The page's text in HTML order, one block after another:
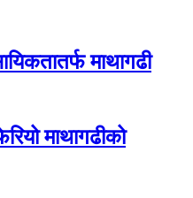
माथागढी
माथागढीको